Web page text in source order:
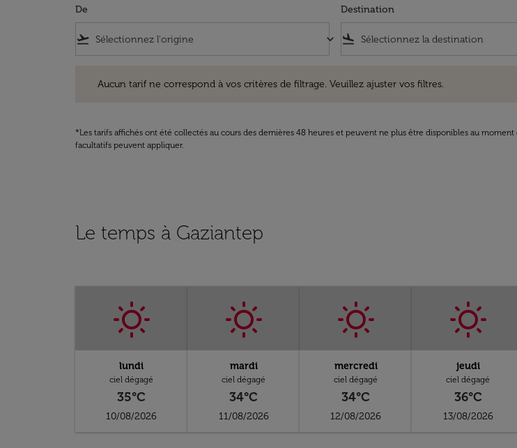
De
flight_takeoff keyboard_arrow_down
Destination
flight_land
Aucun tarif ne correspond à vos critères de filtrage. Veuillez ajuster vos filtres.
*Les tarifs affichés ont été collectés au cours des dernières 48 heures et peuvent ne plus être disponibles au
facultatifs peuvent appliquer.
Le temps à Gaziantep
lundi
ciel dégagé
35°C
10/08/2026
mardi
ciel dégagé
34°C
11/08/2026
mercredi
ciel dégagé
34°C
12/08/2026
jeudi
ciel dégagé
36°C
13/08/2026